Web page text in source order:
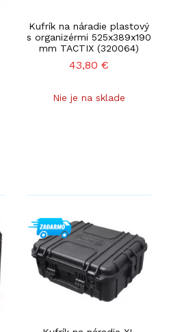
Kufrík na náradie plastový
s organizérmi 525x389x190
mm TACTIX (320064)
43,80 €
Nie je na sklade